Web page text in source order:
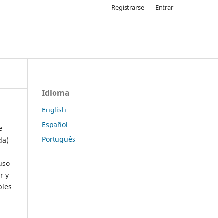
Registrarse Entrar
y
Idioma
English
Español
Português